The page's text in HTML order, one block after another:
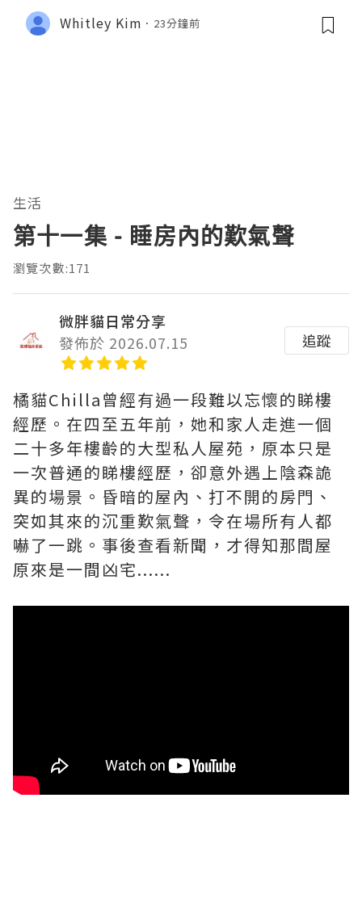
Whitley Kim 23分鐘前
生活
第十一集 - 睡房內的歎氣聲
瀏覽次數:171
微胖貓日常分享
發佈於 2026.07.15
追蹤
橘貓Chilla曾經有過一段難以忘懷的睇樓
經歷。在四至五年前，她和家人走進一個
二十多年樓齡的大型私人屋苑，原本只是
一次普通的睇樓經歷，卻意外遇上陰森詭
異的場景。昏暗的屋內、打不開的房門、
突如其來的沉重歎氣聲，令在場所有人都
嚇了一跳。事後查看新聞，才得知那間屋
原來是一間凶宅......